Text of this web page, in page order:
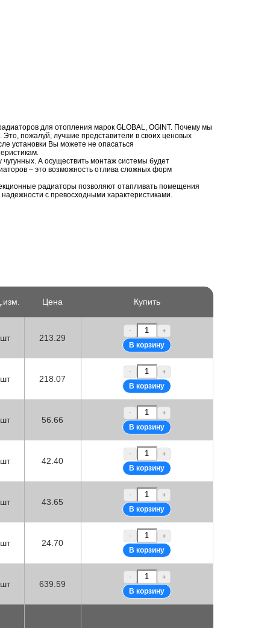
для отопления марок GLOBAL, OGINT. Почему мы
пожалуй, лучшие представители в своих ценовых
установки Вы можете не опасаться
А осуществить монтаж системы будет
– это возможность отлива сложных форм
радиаторы позволяют отапливать помещения
с превосходными характеристиками.
Цена Купить
шт 213.29
- +
шт 218.07
- +
шт 56.66
- +
шт 42.40
- +
шт 43.65
- +
шт 24.70
- +
шт 639.59
- +